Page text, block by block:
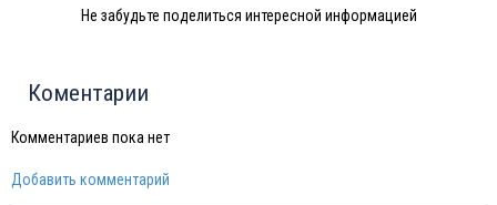
Индия
Норвегия
Иордания
Россия
Не забудьте поделиться интересной информацией
Коментарии
Комментариев пока нет
Добавить комментарий